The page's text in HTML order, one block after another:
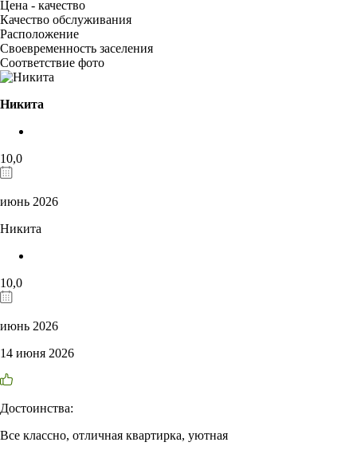
Цена - качество
Качество обслуживания
Расположение
Своевременность заселения
Соответствие фото
Никита
10,0
июнь 2026
Никита
10,0
июнь 2026
14 июня 2026
Достоинства:
Все классно, отличная квартирка, уютная